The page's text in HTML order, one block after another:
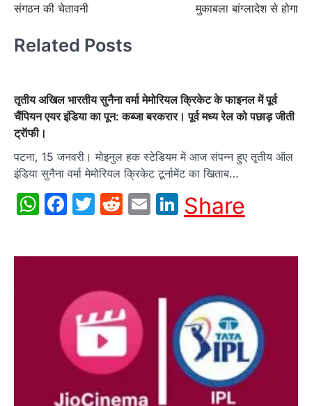
संगठन की चेतावनी
मुकाबला बांग्‍लादेश से होगा
Related Posts
तृतीय अखिल भारतीय सुनैना वर्मा मेमोरियल क्रिकेट के फाइनल में पूर्व
चैंपियन एयर इंडिया का पून: कब्जा बरकरार। पूर्व मध्य रेल को पछाड़ जीती
ट्रॅाफी।
पटना, 15 जनवरी। मोइनुल हक स्टेडियम में आज संपन्न हुए तृतीय ऑल
इंडिया सुनैना वर्मा मेमोरियल क्रिकेट टूर्नामेंट का खिताब…
WhatsApp
Facebook
Twitter
Reddit
EmailLinkedIn
Share